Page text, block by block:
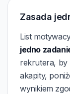
Zasada
List
jedno
rekrutera, by
akapity,
wynikiem